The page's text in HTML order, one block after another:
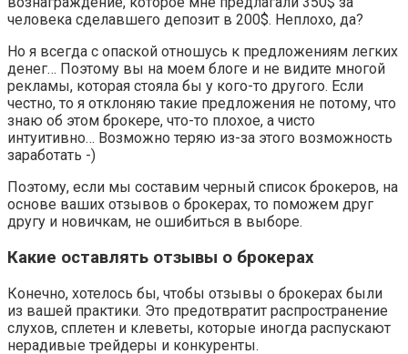
человека сделавшего депозит в 200$. Неплохо, да?
Но я всегда с опаской отношусь к предложениям легких
денег… Поэтому вы на моем блоге и не видите многой
рекламы, которая стояла бы у кого-то другого. Если
честно, то я отклоняю такие предложения не потому, что
знаю об этом брокере, что-то плохое, а чисто
интуитивно… Возможно теряю из-за этого возможность
заработать -)
Поэтому, если мы составим черный список брокеров, на
основе ваших отзывов о брокерах, то поможем друг
другу и новичкам, не ошибиться в выборе.
Какие оставлять отзывы о брокерах
Конечно, хотелось бы, чтобы отзывы о брокерах были
из вашей практики. Это предотвратит распространение
слухов, сплетен и клеветы, которые иногда распускают
нерадивые трейдеры и конкуренты.